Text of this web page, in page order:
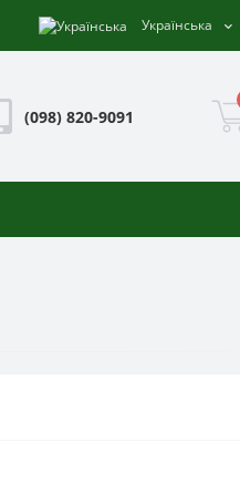
Українська
(098) 820-9091